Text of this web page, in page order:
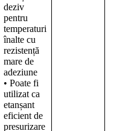
deziv
pentru
temperaturi
înalte cu
rezistență
mare de
adeziune
• Poate fi
utilizat ca
etanșant
eficient de
presurizare